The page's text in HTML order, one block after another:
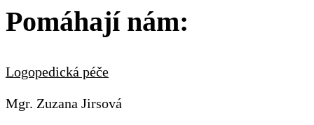
Pomáhají nám:
Logopedická péče
Mgr. Zuzana Jirsová